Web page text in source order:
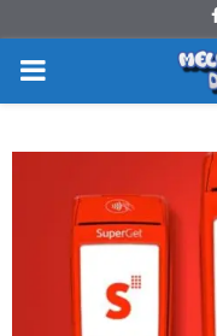
PRIMARY